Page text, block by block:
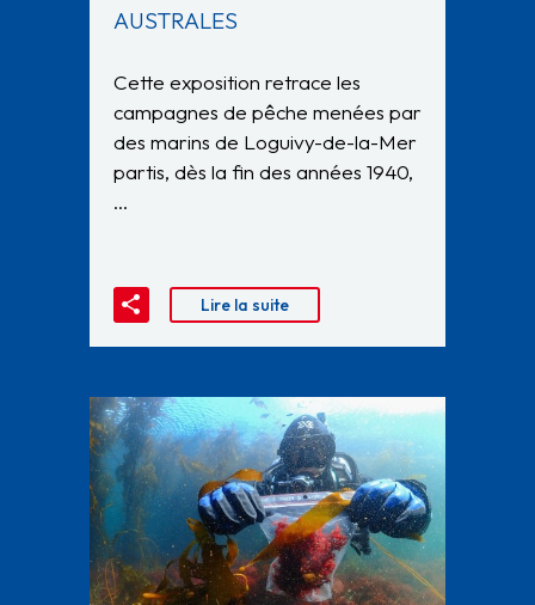
AUSTRALES
Cette exposition retrace les
campagnes de pêche menées par
des marins de Loguivy-de-la-Mer
partis, dès la fin des années 1940,
…
Lire la suite